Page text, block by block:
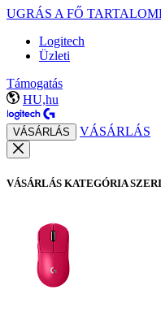
UGRÁS A FŐ
Logitech
Üzleti
Támogatás
HU,hu
VÁSÁRLÁS VÁSÁRLÁS
VÁSÁRLÁS KATEGÓRIA